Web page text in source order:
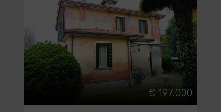
€ 197.000